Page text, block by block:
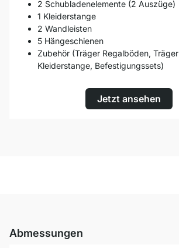
2 Schubladenelemente (2 Auszüge)
1 Kleiderstange
2 Wandleisten
5 Hängeschienen
Zubehör (Träger Regalböden, Träger
Kleiderstange, Befestigungssets)
Jetzt ansehen
Abmessungen